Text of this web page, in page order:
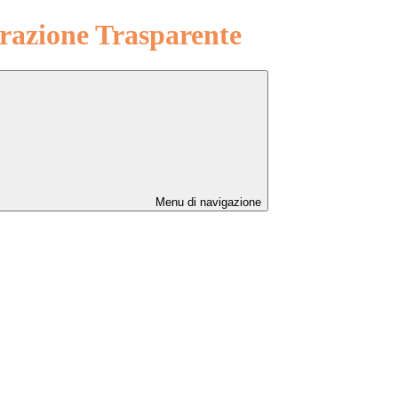
Trasparente
Menu di navigazione